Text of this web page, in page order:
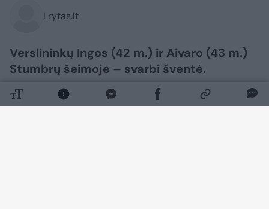
Lrytas.lt
Verslininkų Ingos (42 m.) ir Aivaro (43 m.)
Stumbrų šeimoje – svarbi šventė.